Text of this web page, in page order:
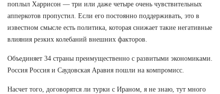
поплыл Харрисон — три или даже четыре очень чувствительных
апперкотов пропустил. Если его постоянно поддерживать, это в
известном смысле есть политика, которая снижает такие негативные
влияния резких колебаний внешних факторов.
Объединяет 34 страны преимущественно с развитыми экономиками.
Россия Россия и Саудовская Аравия пошли на компромисс.
Насчет того, договорятся ли турки с Ираном, я не знаю, тут много